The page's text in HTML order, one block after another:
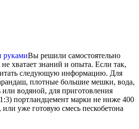
Вы решили самостоятельно
хватает знаний и опыта. Если так,
следующую информацию. Для
плотные большие мешки, вода,
водяной, для приготовления
портландцемент марки не ниже 400
уже готовую смесь пескобетона